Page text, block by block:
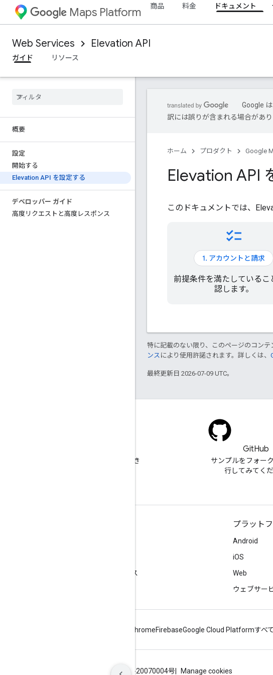
Maps Platform 商品 料金 ドキュメント
Web Services Elevation API
ガイド
リソース
概要
設定
開始する
Elevation API を設定する
デベロッパー ガイド
高度リクエストと高度レスポンス
Google
訳には誤りが含まれる場合があり
ホーム プロダクト Google
Elevation API
このドキュメントでは、
checklist
1. アカウントと請求
前提条件を満たしているこ
認します。
特に記載のない限り、このページのコンテ
ンス により使用許諾されます。詳しくは、
最終更新日 2026-07-09 UTC。
google-maps タグで質問でき
GitHub
サンプルをフォー
行してみてく
API の保護に関するベスト プラクティス
プラット
Android
iOS
Web
ウェブサー
ChromeFirebaseGoogle Cloud Platformすべ
ICP证合字B2-20070004号 Manage cookies